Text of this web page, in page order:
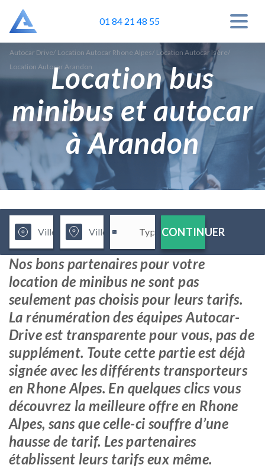
01 84 21 48 55
Autocar Drive/ Location Autocar Rhone Alpes/ Location Autocar Isère/
Location Autocar ArandonLocation bus
minibus et autocar
à Arandon
CONTINUER
Nos bons partenaires pour votre
location de minibus ne sont pas
seulement pas choisis pour leurs tarifs.
La rénumération des équipes Autocar-
Drive est transparente pour vous, pas de
supplément. Toute cette partie est déjà
signée avec les différents transporteurs
en Rhone Alpes. En quelques clics vous
découvrez la meilleure offre en Rhone
Alpes, sans que celle-ci souffre d’une
hausse de tarif. Les partenaires
établissent leurs tarifs eux même.